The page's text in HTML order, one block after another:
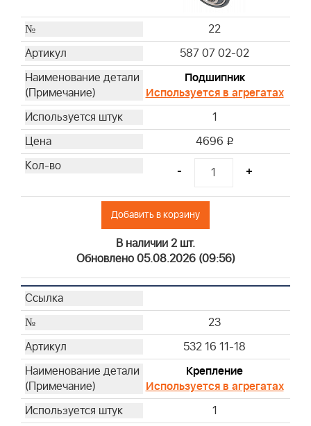
22
587 07 02-02
Подшипник
Используется в агрегатах
1
4696 i
- +
Добавить в корзину
В наличии 2 шт.
Обновлено 05.08.2026 (09:56)
23
532 16 11-18
Крепление
Используется в агрегатах
1